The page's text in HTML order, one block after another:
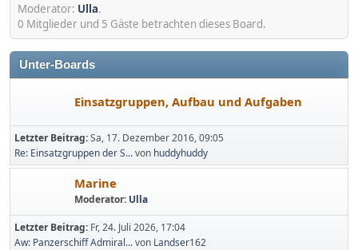
Moderator: Ulla.
0 Mitglieder und 5 Gäste betrachten dieses Board.
Unter-Boards
Einsatzgruppen, Aufbau und Aufgaben
Letzter Beitrag:Sa, 17. Dezember 2016, 09:05
Re: Einsatzgruppen der S...von huddyhuddy
Marine
Moderator: Ulla
Letzter Beitrag: Fr, 24. Juli 2026, 17:04
Aw: Panzerschiff Admiral...von Landser162